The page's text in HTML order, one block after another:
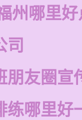
州哪里
司
朋友圈宣
练哪里好